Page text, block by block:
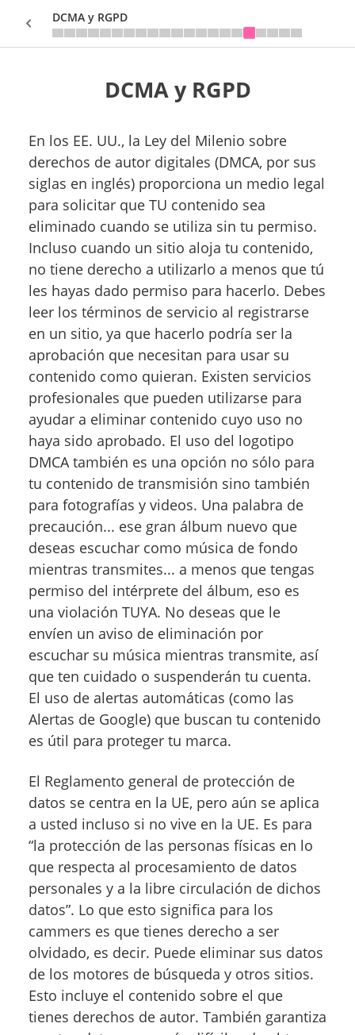
DCMA y RGPD
DCMA y RGPD
En los EE. UU., la Ley del Milenio sobre
derechos de autor digitales (DMCA, por sus
siglas en inglés) proporciona un medio legal
para solicitar que TU contenido sea
eliminado cuando se utiliza sin tu permiso.
Incluso cuando un sitio aloja tu contenido,
no tiene derecho a utilizarlo a menos que tú
les hayas dado permiso para hacerlo. Debes
leer los términos de servicio al registrarse
en un sitio, ya que hacerlo podría ser la
aprobación que necesitan para usar su
contenido como quieran. Existen servicios
profesionales que pueden utilizarse para
ayudar a eliminar contenido cuyo uso no
haya sido aprobado. El uso del logotipo
DMCA también es una opción no sólo para
tu contenido de transmisión sino también
para fotografías y videos. Una palabra de
precaución... ese gran álbum nuevo que
deseas escuchar como música de fondo
mientras transmites... a menos que tengas
permiso del intérprete del álbum, eso es
una violación TUYA. No deseas que le
envíen un aviso de eliminación por
escuchar su música mientras transmite, así
que ten cuidado o suspenderán tu cuenta.
El uso de alertas automáticas (como las
Alertas de Google) que buscan tu contenido
es útil para proteger tu marca.
El Reglamento general de protección de
datos se centra en la UE, pero aún se aplica
a usted incluso si no vive en la UE. Es para
“la protección de las personas físicas en lo
que respecta al procesamiento de datos
personales y a la libre circulación de dichos
datos”. Lo que esto significa para los
cammers es que tienes derecho a ser
olvidado, es decir. Puede eliminar sus datos
de los motores de búsqueda y otros sitios.
Esto incluye el contenido sobre el que
tienes derechos de autor. También garantiza